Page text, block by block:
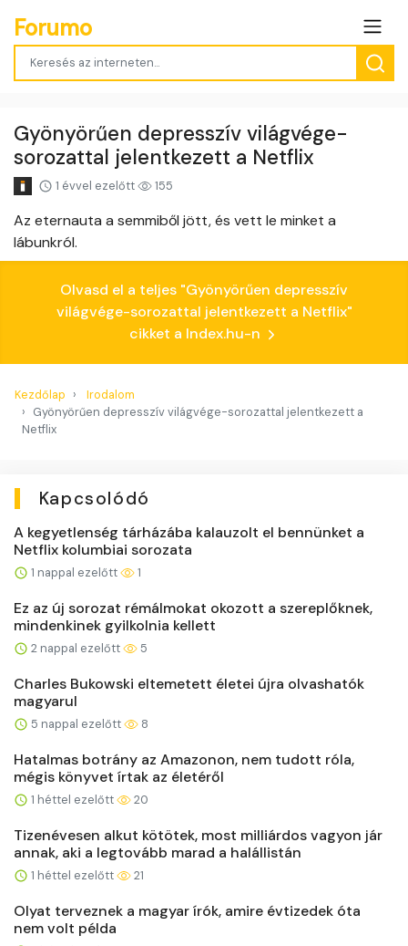
Forumo
Gyönyörűen depresszív világvége-
sorozattal jelentkezett a Netflix
1 évvel ezelőtt 155
Az eternauta a semmiből jött, és vett le minket a
lábunkról.
Olvasd el a teljes "Gyönyörűen depresszív
világvége-sorozattal jelentkezett a Netflix"
cikket a Index.hu-n
Kezdőlap
Irodalom
Gyönyörűen depresszív világvége-sorozattal jelentkezett a
Netflix
Kapcsolódó
A kegyetlenség tárházába kalauzolt el bennünket a
Netflix kolumbiai sorozata
1 nappal ezelőtt 1
Ez az új sorozat rémálmokat okozott a szereplőknek,
mindenkinek gyilkolnia kellett
2 nappal ezelőtt 5
Charles Bukowski eltemetett életei újra olvashatók
magyarul
5 nappal ezelőtt 8
Hatalmas botrány az Amazonon, nem tudott róla,
mégis könyvet írtak az életéről
1 héttel ezelőtt 20
Tizenévesen alkut kötötek, most milliárdos vagyon jár
annak, aki a legtovább marad a halállistán
1 héttel ezelőtt 21
Olyat terveznek a magyar írók, amire évtizedek óta
nem volt példa